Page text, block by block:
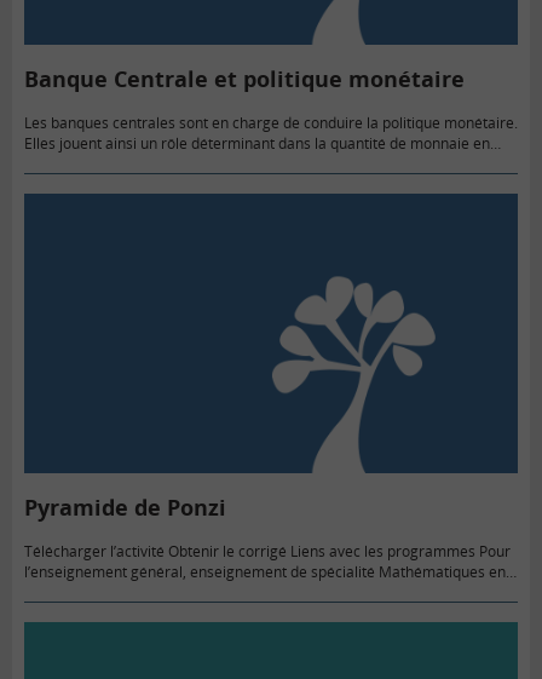
Banque Centrale et politique monétaire
Les banques centrales sont en charge de conduire la politique monétaire.
Elles jouent ainsi un rôle déterminant dans la quantité de monnaie en
Pyramide de Ponzi
Télécharger l’activité Obtenir le corrigé Liens avec les programmes Pour
l’enseignement général, enseignement de spécialité Mathématiques en